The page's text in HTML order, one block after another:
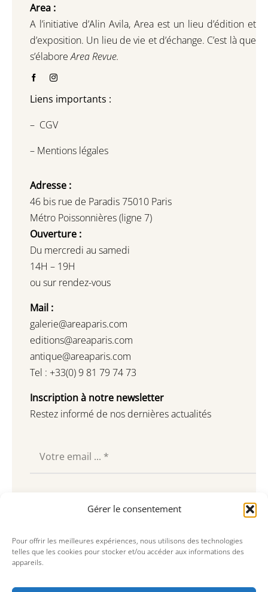
Gérer le consentement
Pour offrir les meilleures expériences, nous utilisons des technologies
telles que les cookies pour stocker et/ou accéder aux informations des
appareils.
Area :
A l’initiative d’Alin Avila, Area est un lieu d’édition et
d’exposition. Un lieu de vie et d’échange. C’est là que
s’élaboreArea Revue.
Liens importants :
– CGV
– Mentions légales
Adresse :
46 bis rue de Paradis 75010 Paris
Métro Poissonnières (ligne 7)
Ouverture :
Du mercredi au samedi
14H – 19H
ou sur rendez-vous
Mail :
galerie@areaparis.com
editions@areaparis.com
antique@areaparis.com
Tel : +33(0) 9 81 79 74 73
Inscription à notre newsletter
Restez informé de nos dernières actualités
Souscrire